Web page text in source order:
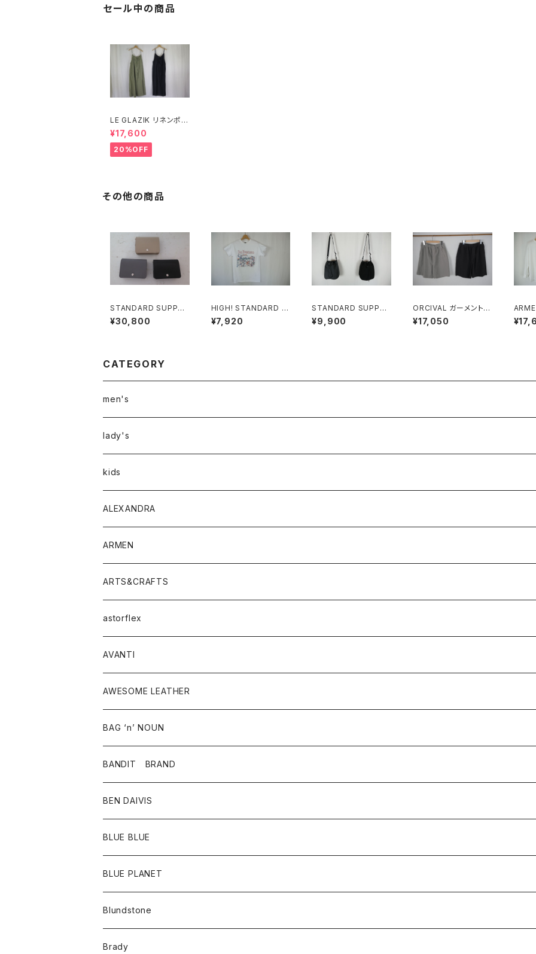
セール中の商品
LE GLAZIK リネンポリ
エステル キャミソールワ
ンピース
¥17,600
20%OFF
その他の商品
STANDARD SUPPLY
PAL BILLFOLD FLAP
WALLET
¥30,800
HIGH! STANDARD サ
ンフランシスコ SIGHT
SEEING MAP Tシャツ
¥7,920
STANDARD SUPPLY
SIMPLICITY CHALK
SHOULDER チョーク
¥9,900
ORCIVAL ガーメントダ
イ イージーショートパ
ンツ MEN
¥17,050
DYE
CATEGORY
men's
アウター
トップス
Tシャツ
シャツ
ボトムス
lady's
アウター
トップス
Tシャツ・カットソー
シャツ・ブラウス
ボトムス
パンツ
スカート
ワンピース・オールインワン
バッグ
シューズ
アクセサリー
その他雑貨
kids
ALEXANDRA
ARMEN
アウター
コート
ジャケット
トップス
ベスト
シャツ
ワンピース
ボトム
スカート
パンツ
グッズ
靴
ARTS&CRAFTS
アクセサリー
ウォレット
バッグ
astorflex
グッズ
靴
AVANTI
シャツ
AWESOME LEATHER
アウター
革ジャケット
BAG ‘n’ NOUN
アクセサリー
バッグ
ポーチ
BANDIT BRAND
トップス
Ｔシャツ
BEN DAIVIS
ポトム
パンツ
BLUE BLUE
アウター
カーディガン
コート
アクセサリー
バッグ
キッズ
BLUE PLANET
サングラス
Blundstone
Brady